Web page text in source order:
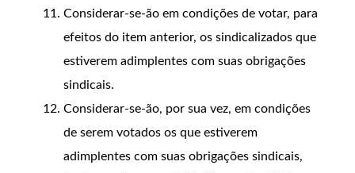
Considerar-se-ão em condições de votar, para
efeitos do item anterior, os sindicalizados que
estiverem adimplentes com suas obrigações
sindicais.
Considerar-se-ão, por sua vez, em condições
de serem votados os que estiverem
adimplentes com suas obrigações sindicais,